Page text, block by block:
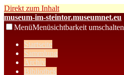
Direkt zum Inhalt
museum-im-steintor.museumnet.eu
MenüMenüsichtbarkeit umschalten
Startseite
Sammlung
Archiv
Bibliothek